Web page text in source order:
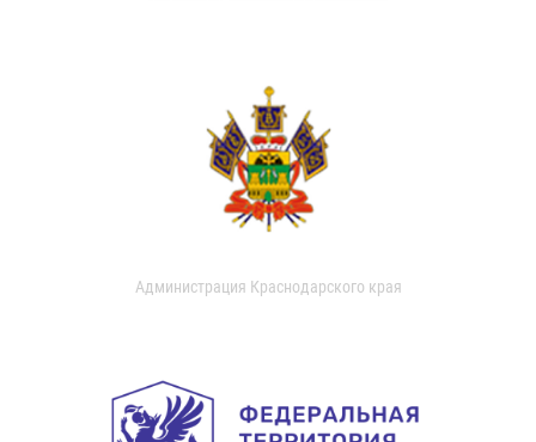
Администрация Краснодарского края